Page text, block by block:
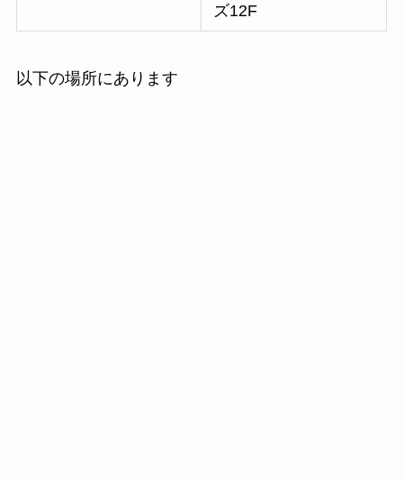
ズ12F
以下の場所にあります